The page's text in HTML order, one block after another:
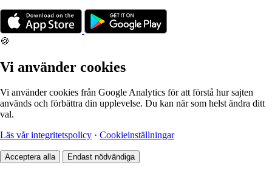
🍪
Vi använder cookies
Vi använder cookies från Google Analytics för att förstå hur sajten
används och förbättra din upplevelse. Du kan när som helst ändra ditt
val.
Läs vår integritetspolicy · Cookieinställningar
Acceptera alla Endast nödvändiga